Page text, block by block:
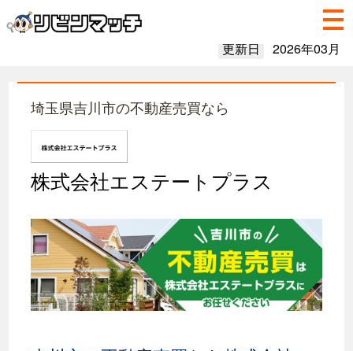
更新日 2026年03月
埼玉県吉川市の不動産売買なら
株式会社エステートプラス